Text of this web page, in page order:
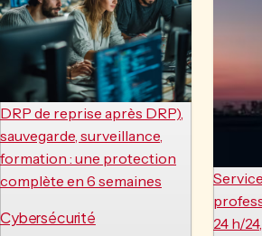
DRP de reprise après DRP),
sauvegarde, surveillance,
formation : une protection
complète en 6 semaines
Cybersécurité
24 h/